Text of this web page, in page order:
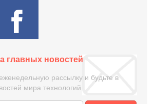
главных новостей
рассылку и будьте в
мира технологий